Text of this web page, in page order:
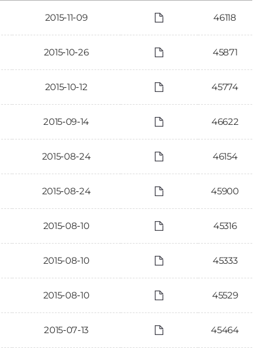
2015-11-09 46118
2015-10-26 45871
2015-10-12 45774
2015-09-14 46622
2015-08-24 46154
2015-08-24 45900
2015-08-10 45316
2015-08-10 45333
2015-08-10 45529
2015-07-13 45464